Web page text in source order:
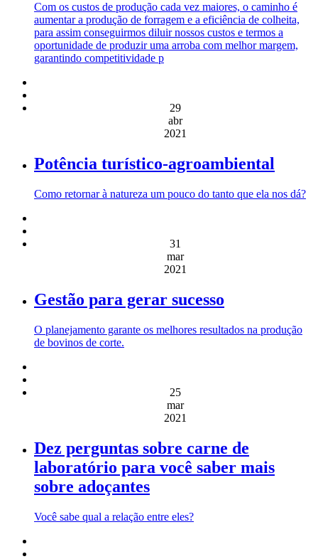
Com os custos de produção cada vez maiores, o caminho é
aumentar a produção de forragem e a eficiência de colheita,
para assim conseguirmos diluir nossos custos e termos a
oportunidade de produzir uma arroba com melhor margem,
garantindo competitividade p
29
abr
2021
Potência turístico-agroambiental
Como retornar à natureza um pouco do tanto que ela nos dá?
31
mar
2021
Gestão para gerar sucesso
O planejamento garante os melhores resultados na produção
de bovinos de corte.
25
mar
2021
Dez perguntas sobre carne de
laboratório para você saber mais
sobre adoçantes
Você sabe qual a relação entre eles?